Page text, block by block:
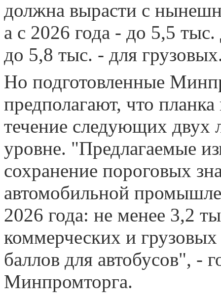
должна вырасти с
а с 2026 года - до 5,5
до 5,8 тыс. - для
Но подготовленные
предполагают, что
течение следующих двух
уровне. "Предлагаемые
сохранение пороговых
автомобильной
2026 года: не менее 3,2
коммерческих и
баллов для автобусов", -
Минпромторга.